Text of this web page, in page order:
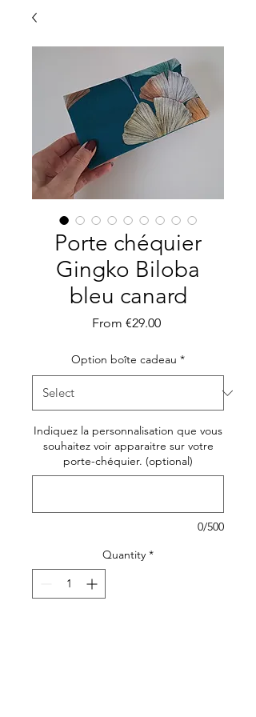
Porte chéquier
Gingko Biloba
bleu canard
From €29.00Sale
Option boîte cadeau *
Indiquez la personnalisation que vous
souhaitez voir apparaitre sur votre
porte-chéquier. (optional)
0/500
Quantity *